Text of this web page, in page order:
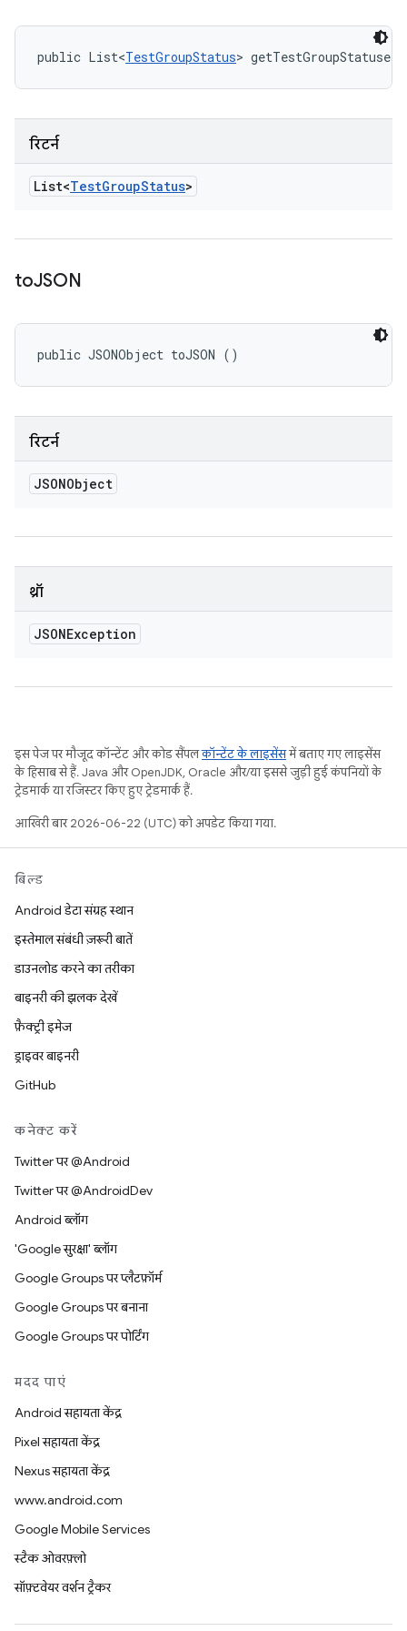
public List<TestGroupStatus>
रिटर्न
List<TestGroupStatus>
toJSON
public JSONObject toJSON ()
रिटर्न
JSONObject
थ्रॉ
JSONException
इस पेज पर मौजूद कॉन्टेंट और कोड सैंपलकॉन्टेंट के लाइसेंसमें बताए गए लाइसेंस
के हिसाब से हैं. Java और OpenJDK, Oracle और/या इससे जुड़ी हुई कंपनियों के
ट्रेडमार्क या रजिस्टर किए हुए ट्रेडमार्क हैं.
आखिरी बार 2026-06-22 (UTC) को अपडेट किया गया.
बिल्ड
Android डेटा संग्रह स्थान
इस्तेमाल संबंधी ज़रूरी बातें
डाउनलोड करने का तरीका
बाइनरी की झलक देखें
फ़ैक्ट्री इमेज
ड्राइवर बाइनरी
GitHub
कनेक्ट करें
Twitter पर @Android
Twitter पर @AndroidDev
Android ब्लॉग
'Google सुरक्षा' ब्लॉग
Google Groups पर प्लैटफ़ॉर्म
Google Groups पर बनाना
Google Groups पर पोर्टिंग
मदद पाएं
Android सहायता केंद्र
Pixel सहायता केंद्र
Nexus सहायता केंद्र
www.android.com
Google Mobile Services
स्टैक ओवरफ़्लो
सॉफ़्टवेयर वर्शन ट्रैकर